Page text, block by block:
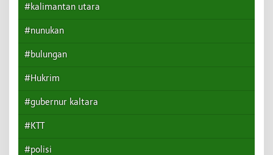
#kalimantan utara
#nunukan
#bulungan
#Hukrim
#gubernur kaltara
#KTT
#polisi